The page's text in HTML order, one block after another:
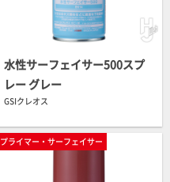
水性サーフェイサー500スプ
レー グレー
GSIクレオス
プライマー・サーフェイサー